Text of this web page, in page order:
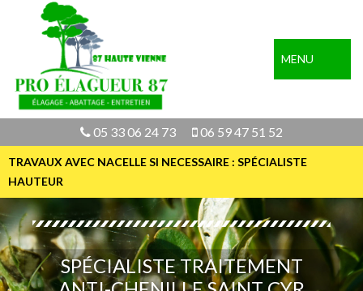
MENU
05 33 06 24 73 06 59 47 51 52
TRAVAUX AVEC NACELLE SI NECESSAIRE : SPÉCIALISTE
HAUTEUR
SPÉCIALISTE TRAITEMENT